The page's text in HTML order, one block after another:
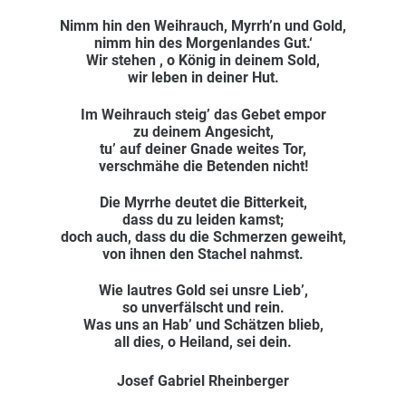
Nimm hin den Weihrauch, Myrrh’n und Gold,
nimm hin des Morgenlandes Gut.‘
Wir stehen , o König in deinem Sold,
wir leben in deiner Hut.
Im Weihrauch steig’ das Gebet empor
zu deinem Angesicht,
tu’ auf deiner Gnade weites Tor,
verschmähe die Betenden nicht!
Die Myrrhe deutet die Bitterkeit,
dass du zu leiden kamst;
doch auch, dass du die Schmerzen geweiht,
von ihnen den Stachel nahmst.
Wie lautres Gold sei unsre Lieb’,
so unverfälscht und rein.
Was uns an Hab’ und Schätzen blieb,
all dies, o Heiland, sei dein.
Josef Gabriel Rheinberger